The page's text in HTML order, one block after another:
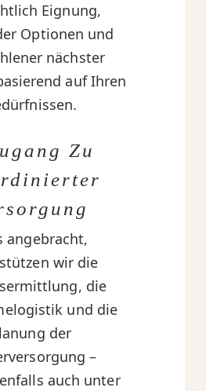
Eignung,
Optionen und
nächster
auf Ihren
Zu
angebracht,
wir die
die
und die
der
–
auch unter